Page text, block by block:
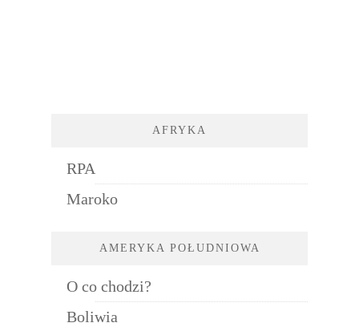
AFRYKA
RPA
Maroko
AMERYKA POŁUDNIOWA
O co chodzi?
Boliwia